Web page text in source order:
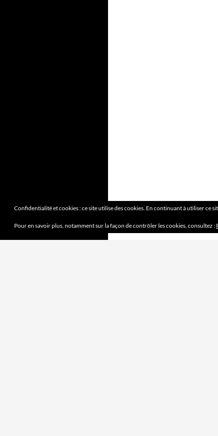
Confidentialité et cookies : ce site utilise des cookies. En continuant à utiliser ce
Pour en savoir plus, notamment sur la façon de contrôler les cookies, consultez :